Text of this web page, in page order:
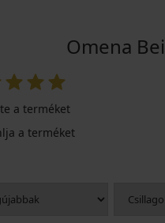
Omena
a terméket
a terméket